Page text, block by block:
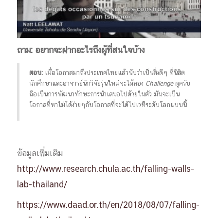
ถาม: อยากจะฝากอะไรถึงผู้ที่สนใจบ้าง
ตอบ: เมื่อโอกาสมาถึงประเทศไทยแล้วนับว่าเป็นสิ่งดีๆ ที่นิสิต
นักศึกษาและอาจารย์นักวิจัยรุ่นใหม่จะได้ลอง Challengeดูครับ
ถือเป็นการพัฒนาทักษะการนำเสนอไปด้วยในตัว มันจะเป็น
โอกาสที่หาไม่ได้ง่ายๆกับโอกาสที่จะได้ไปเวทีระดับโลกแบบนี้
ข้อมูลเพิ่มเติม
http://www.research.chula.ac.th/falling-walls-
lab-thailand/
https://www.daad.or.th/en/2018/08/07/falling-